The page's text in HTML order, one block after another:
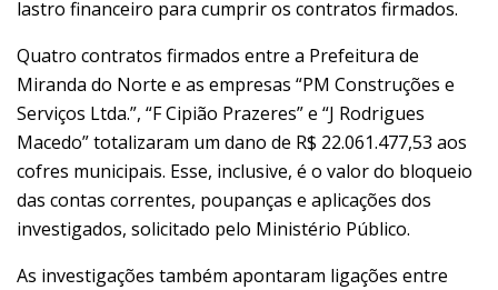
lastro financeiro para cumprir os contratos firmados.
Quatro contratos firmados entre a Prefeitura de
Miranda do Norte e as empresas “PM Construções e
Serviços Ltda.”, “F Cipião Prazeres” e “J Rodrigues
Macedo” totalizaram um dano de R$ 22.061.477,53 aos
cofres municipais. Esse, inclusive, é o valor do bloqueio
das contas correntes, poupanças e aplicações dos
investigados, solicitado pelo Ministério Público.
As investigações também apontaram ligações entre